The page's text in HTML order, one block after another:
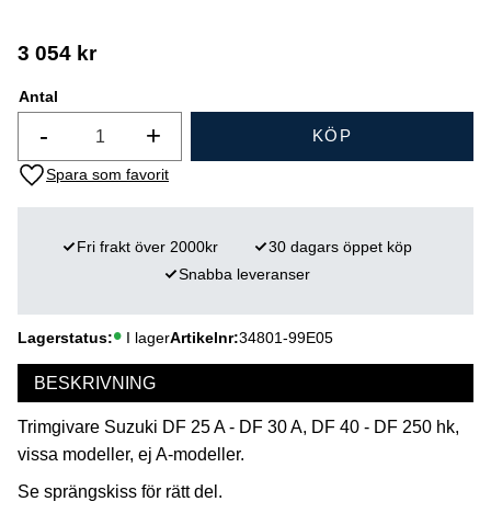
3 054 kr
Antal
+
- KÖP
Lägg till i favoriter
Lagerstatus I lagerArtikelnr 34801-99E05
Fri frakt över 2000kr
30 dagars öppet köp
Snabba leveranser
BESKRIVNING
Trimgivare Suzuki DF 25 A - DF 30 A, DF 40 - DF 250 hk,
vissa modeller, ej A-modeller.
Se sprängskiss för rätt del.